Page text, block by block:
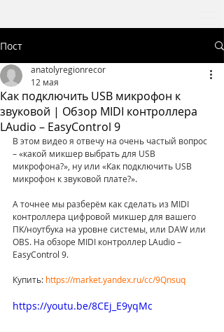
Пост
Как подключить USB микрофон к
звуковой | Обзор MIDI контроллера
LAudio – EasyControl 9
anatolyregionrecor
12 мая
В этом видео я отвечу на очень частый вопрос
– «какой микшер выбрать для USB
микрофона?», ну или «Как подключить USB
микрофон к звуковой плате?».
А точнее мы разберём как сделать из MIDI
контроллера цифровой микшер для вашего
ПК/ноутбука на уровне системы, или DAW или
OBS. На обзоре MIDI контроллер LAudio –
EasyControl 9.
Купить: https://market.yandex.ru/cc/9Qnsuq
https://youtu.be/8CEj_E9yqMc